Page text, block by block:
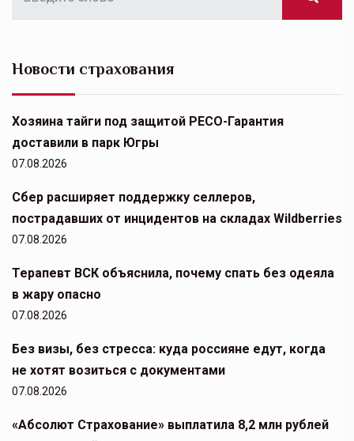
Новости страхования
Хозяина тайги под защитой РЕСО-Гарантия
доставили в парк Югры
07.08.2026
Сбер расширяет поддержку селлеров,
пострадавших от инцидентов на складах Wildberries
07.08.2026
Терапевт ВСК объяснила, почему спать без одеяла
в жару опасно
07.08.2026
Без визы, без стресса: куда россияне едут, когда
не хотят возиться с документами
07.08.2026
«Абсолют Страхование» выплатила 8,2 млн рублей